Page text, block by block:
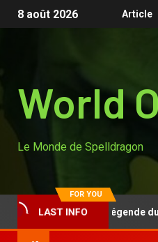
8 août 2026 Article
World
Le Monde de Spelldragon
FOR YOU
LAST INFO
Tougen Anki, la légende du